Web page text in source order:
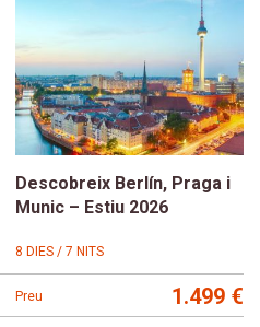
Descobreix Berlín, Praga i
Munic – Estiu 2026
8 DIES / 7 NITS
Preu 1.499 €